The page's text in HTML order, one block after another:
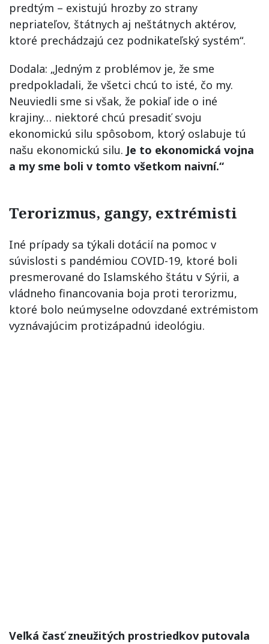
predtým – existujú hrozby zo strany
nepriateľov, štátnych aj neštátnych aktérov,
ktoré prechádzajú cez podnikateľský systém“.
Dodala: „Jedným z problémov je, že sme
predpokladali, že všetci chcú to isté, čo my.
Neuviedli sme si však, že pokiaľ ide o iné
krajiny… niektoré chcú presadiť svoju
ekonomickú silu spôsobom, ktorý oslabuje tú
našu ekonomickú silu. Je to ekonomická vojna
a my sme boli v tomto všetkom naivní.“
Terorizmus, gangy, extrémisti
Iné prípady sa týkali dotácií na pomoc v
súvislosti s pandémiou COVID-19, ktoré boli
presmerované do Islamského štátu v Sýrii, a
vládneho financovania boja proti terorizmu,
ktoré bolo neúmyselne odovzdané extrémistom
vyznávajúcim protizápadnú ideológiu.
Veľká časť zneužitých prostriedkov putovala